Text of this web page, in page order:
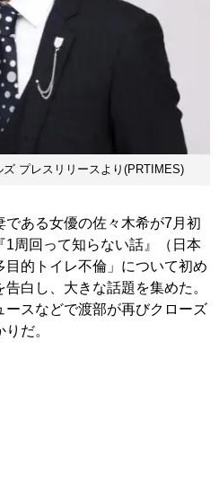
プレスリリースより(PRTIMES)
である女優の佐々木希が7月初
1周回って知らない話』（日本
目的トイレ不倫」について初め
白し、大きな話題を集めた。
ースなどで渡部が再びクローズ
だ。